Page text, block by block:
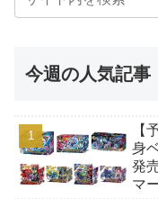
今週の人気記事
【
身
発
マ